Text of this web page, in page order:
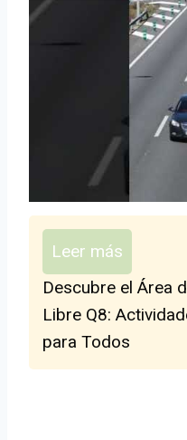
Leer más
Descubre el Área
Libre Q8:
para Todos